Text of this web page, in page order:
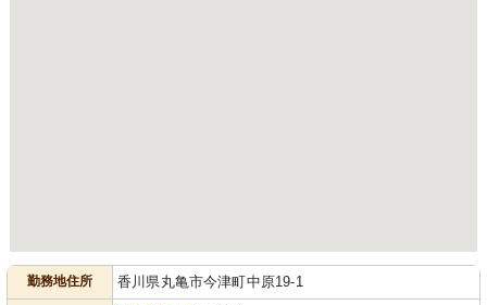
勤務地住所 香川県丸亀市今津町中原19-1